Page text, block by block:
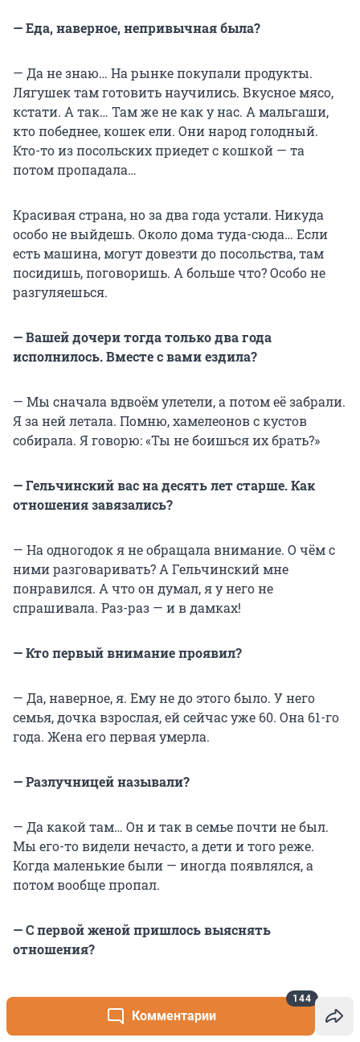
Комментарии
144
— Еда, наверное, непривычная была?
— Да не знаю… На рынке покупали продукты.
Лягушек там готовить научились. Вкусное мясо,
кстати. А так… Там же не как у нас. А мальгаши,
кто победнее, кошек ели. Они народ голодный.
Кто-то из посольских приедет с кошкой — та
потом пропадала…
Красивая страна, но за два года устали. Никуда
особо не выйдешь. Около дома туда-сюда… Если
есть машина, могут довезти до посольства, там
посидишь, поговоришь. А больше что? Особо не
разгуляешься.
— Вашей дочери тогда только два года
исполнилось. Вместе с вами ездила?
— Мы сначала вдвоём улетели, а потом её забрали.
Я за ней летала. Помню, хамелеонов с кустов
собирала. Я говорю: «Ты не боишься их брать?»
— Гельчинский вас на десять лет старше. Как
отношения завязались?
— На одногодок я не обращала внимание. О чём с
ними разговаривать? А Гельчинский мне
понравился. А что он думал, я у него не
спрашивала. Раз-раз — и в дамках!
— Кто первый внимание проявил?
— Да, наверное, я. Ему не до этого было. У него
семья, дочка взрослая, ей сейчас уже 60. Она 61-го
года. Жена его первая умерла.
— Разлучницей называли?
— Да какой там… Он и так в семье почти не был.
Мы его-то видели нечасто, а дети и того реже.
Когда маленькие были — иногда появлялся, а
потом вообще пропал.
— С первой женой пришлось выяснять
отношения?
— Нет. Она мне как-то позвонила, уже больная
была. Говорит: «Маринку не бросайте». Это дочь ее.
Она маленькая ещё тогда была, всё время с нами в